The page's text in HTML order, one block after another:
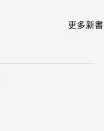
更多新書